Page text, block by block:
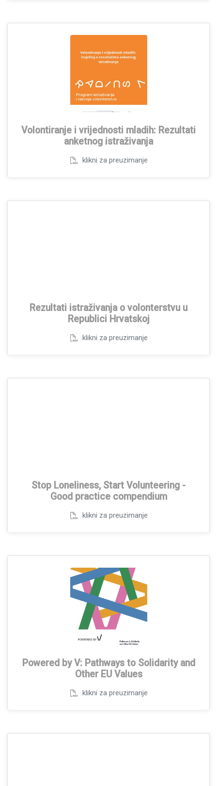
Volontiranje i vrijednosti mladih: Rezultati
anketnog istraživanja
klikni za preuzimanje
Rezultati istraživanja o volonterstvu u
Republici Hrvatskoj
klikni za preuzimanje
Stop Loneliness, Start Volunteering -
Good practice compendium
klikni za preuzimanje
Powered by V: Pathways to Solidarity and
Other EU Values
klikni za preuzimanje